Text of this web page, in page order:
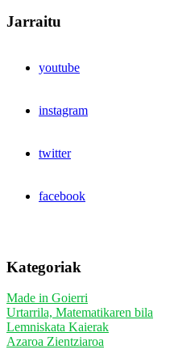
Jarraitu
youtube
instagram
twitter
facebook
Kategoriak
Made in Goierri
Urtarrila, Matematikaren bila
Lemniskata Kaierak
Azaroa Zientziaroa